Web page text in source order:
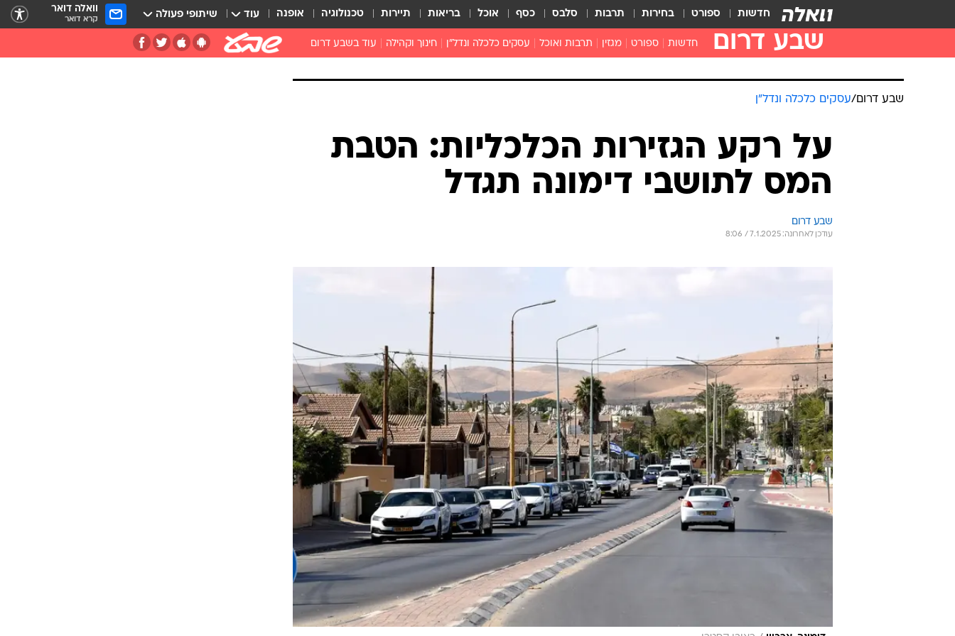
חדשות ספורט בחירות תרבות סלבס כסף אוכל בריאות תיירות טכנולוגיה אופנה עוד שיתופי פעולה וואלה דואר
קרא דואר
שבע דרום חדשות ספורט מגזין תרבות ואוכל עסקים כלכלה ונדל"ן חינוך וקהילה עוד בשבע דרום
שבע דרום/עסקים כלכלה ונדל"ן
על רקע הגזירות הכלכליות: הטבת
המס לתושבי דימונה תגדל
שבע דרום
עודכן לאחרונה: 7.1.2025 / 8:06